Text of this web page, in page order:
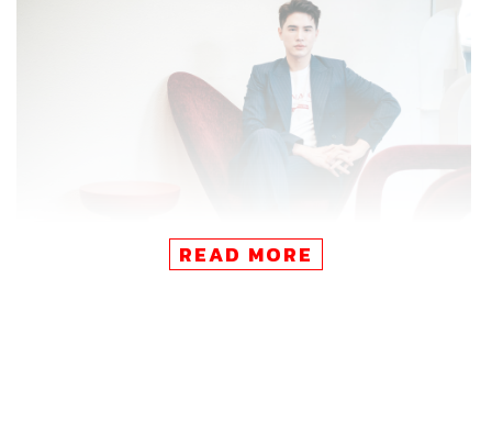
READ MORE